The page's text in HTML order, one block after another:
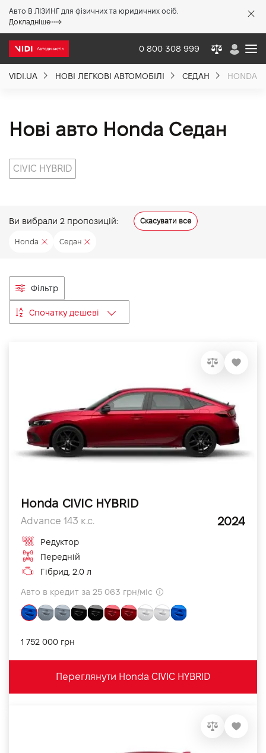
Авто В ЛІЗИНГ для фізичних та юридичних осіб.
Докладніше
0 800 308 999
VIDI.UA НОВІ ЛЕГКОВІ АВТОМОБІЛІ СЕДАН HONDA
Нові авто Honda Седан
CIVIC HYBRID
Ви вибрали 2 пропозицій: Скасувати все
Honda Седан
Фільтр
Спочатку дешеві
Honda CIVIC HYBRID
Advance 143 к.с. 2024
Редуктор
Передній
Гібрид, 2.0 л
Авто в кредит за 25 063 грн/міс
1 752 000 грн
Переглянути Honda CIVIC HYBRID
Акції %
Новини
Вакансії
VIDI Кар'єра
Контакти